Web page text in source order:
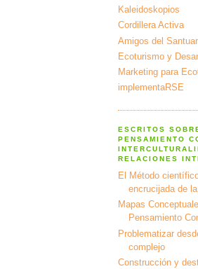
Kaleidoskopios
Cordillera Activa
Amigos del
Ecoturismo y
Marketing para
implementaRSE
ESCRITOS
PENSAMIENTO
RELACIONES
El Método
encrucijada de
Mapas
Pensamiento
Problematizar
complejo
Construcción y